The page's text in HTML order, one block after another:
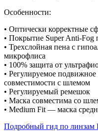
Особенности:
• Оптически корректные
• Покрытие Super Anti-Fog
• Трехслойная пена с
микрофлиса
• 100% защита от
• Регулируемое
совместимости с шлемом
• Регулируемый ремешок
• Маска совместима со
• Medium Fit — маска
Подробный гид по линзам